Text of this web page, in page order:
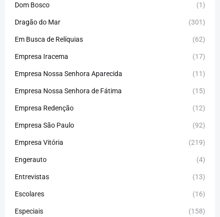
Dom Bosco (1)
Dragão do Mar (301)
Em Busca de Relíquias (62)
Empresa Iracema (17)
Empresa Nossa Senhora Aparecida (11)
Empresa Nossa Senhora de Fátima (15)
Empresa Redenção (12)
Empresa São Paulo (92)
Empresa Vitória (219)
Engerauto (4)
Entrevistas (13)
Escolares (16)
Especiais (158)